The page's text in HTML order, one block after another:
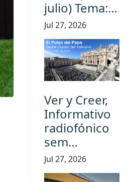
julio) Tema:…
Jul 27, 2026
Ver y Creer,
Informativo
radiofónico
sem…
Jul 27, 2026